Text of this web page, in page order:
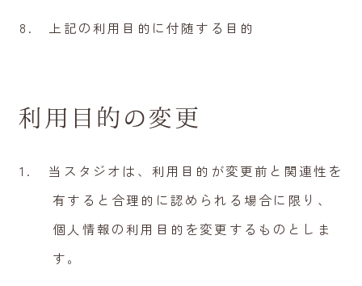
上記の利用目的に付随する目的
利用目的の変更
当スタジオは、利用目的が変更前と関連性を
有すると合理的に認められる場合に限り、
個人情報の利用目的を変更するものとしま
す。